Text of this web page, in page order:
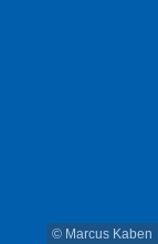
© Marcus Kaben